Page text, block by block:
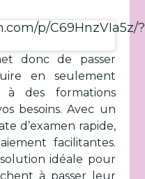
p/C69HnzVIa5z/?
donc de passer
en seulement
à des formations
besoins. Avec un
d’examen rapide,
facilitantes.
idéale pour
à passer leur